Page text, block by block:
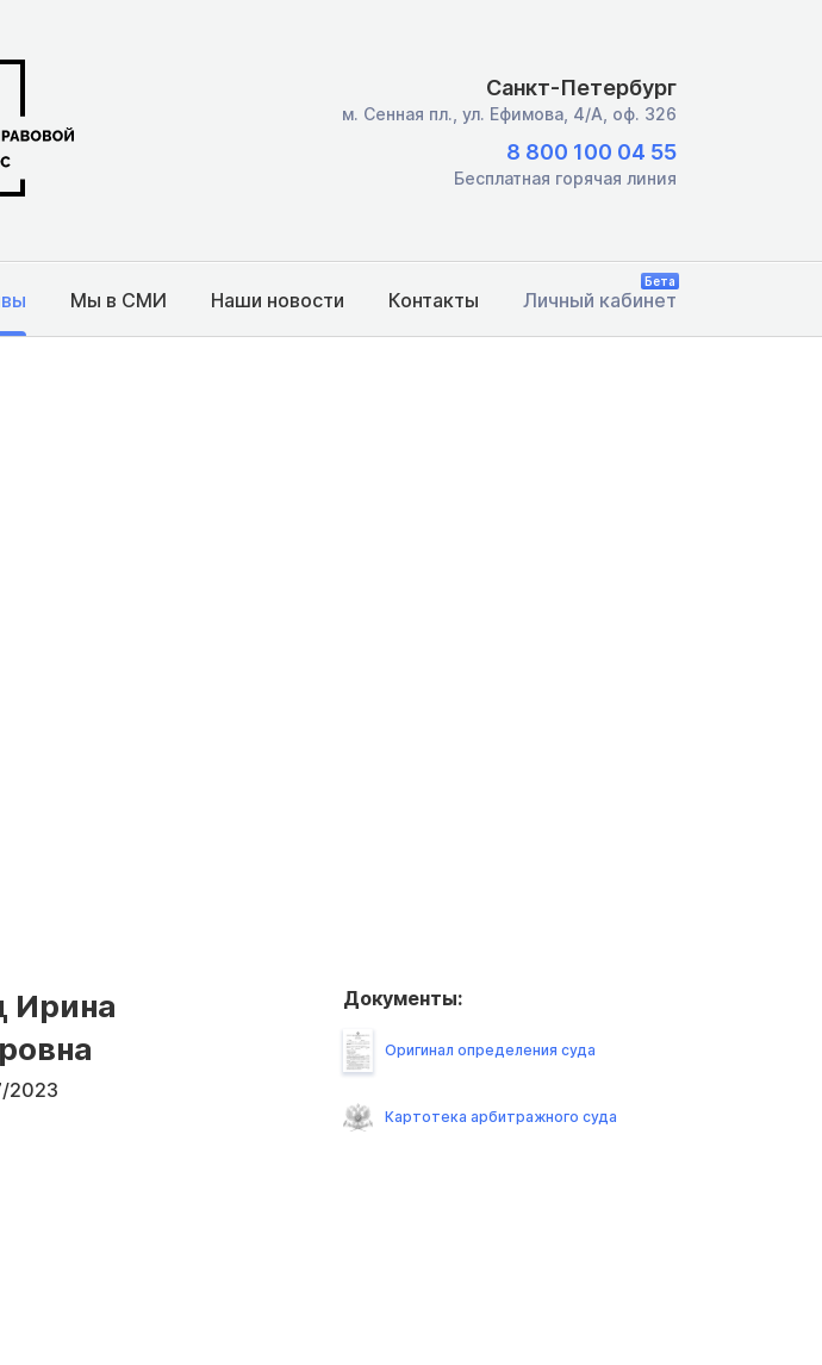
Санкт-Петербург
м. Сенная пл., ул. Ефимова, 4/А, оф. 326
8 800 100 04 55
Бесплатная горячая линия
Мы в СМИ Наши новости Контакты Личный кабинет
Бета
Ирина
2023
Документы:
Оригинал определения суда
Картотека арбитражного суда